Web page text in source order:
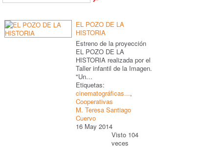
EL POZO DE LA
HISTORIA
Estreno de la proyección
EL POZO DE LA
HISTORIA realizada por el
Taller infantil de la Imagen.
"Un…
Etiquetas:
cinematográficas...,
Cooperativas
M. Teresa Santiago
Cuervo
16 May 2014
Visto 104
veces